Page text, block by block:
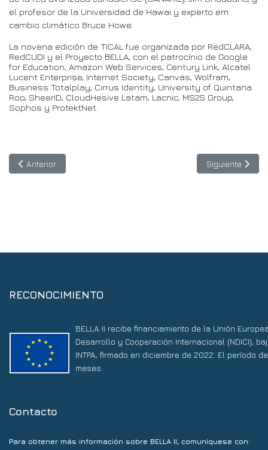
el profesor de la Universidad de Hawai y experto em
cambio climático Bruce Howe.
La novena edición de TICAL fue organizada por RedCLARA,
RedCUDI y el Proyecto BELLA, con el patrocínio de Google
for Education, Amazon Web Services, Century Link, Alcatel
Lucent Enterprise, Internet Society, Canvas, Wolfram,
Business Totalplay, Cirrus Identity, University of Quintana
Roo, SheerID, CloudHesive Latam, Lacnic, MS2S Group,
Sophos y ProtektNet.
Artículo anterior: #EllaLeaks: Conoce la vida a bordo y los
Anterior Artículo
Siguiente
RECONOCIMIENTO
BELLA II recibe financiamiento de la Unión
Desarrollo y Cooperación Internacional (NDICI),
INTPA, firmado en diciembre de 2022. El período
meses.
Contacto
Para obtener más información sobre BELLA II, comuníquese con: